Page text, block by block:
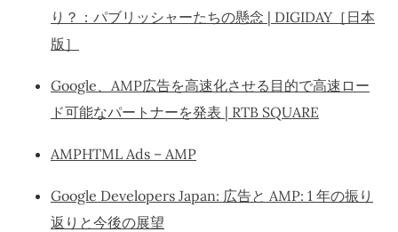
り？：パブリッシャーたちの懸念 | DIGIDAY［日本
版］
Google、AMP広告を高速化させる目的で高速ロー
ド可能なパートナーを発表 | RTB SQUARE
AMPHTML Ads – AMP
Google Developers Japan: 広告と AMP: 1 年の振り
返りと今後の展望